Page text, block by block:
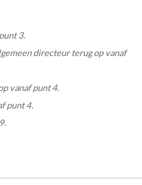
3.
directeur terug op vanaf
vanaf punt 4.
punt 4.